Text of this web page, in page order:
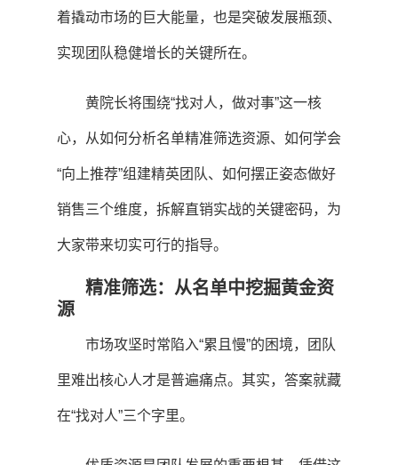
着撬动市场的巨大能量，也是突破发展瓶颈、
实现团队稳健增长的关键所在。
黄院长将围绕“找对人，做对事”这一核
心，从如何分析名单精准筛选资源、如何学会
“向上推荐”组建精英团队、如何摆正姿态做好
销售三个维度，拆解直销实战的关键密码，为
大家带来切实可行的指导。
精准筛选：从名单中挖掘黄金资
源
市场攻坚时常陷入“累且慢”的困境，团队
里难出核心人才是普遍痛点。其实，答案就藏
在“找对人”三个字里。